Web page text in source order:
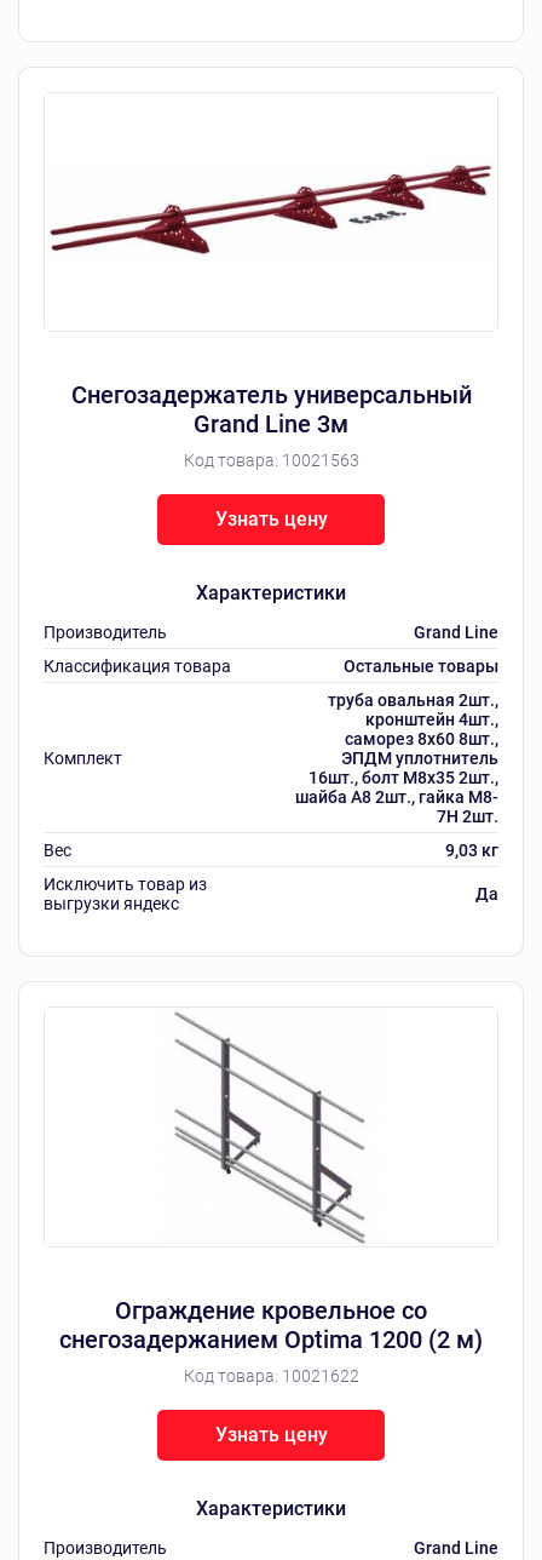
Снегозадержатель универсальный
Grand Line 3м
Код товара: 10021563
Характеристики
Производитель
Grand Line
Классификация товара
Остальные товары
Комплект
труба овальная 2шт.,
кронштейн 4шт.,
саморез 8х60 8шт.,
ЭПДМ уплотнитель
16шт., болт М8х35 2шт.,
шайба А8 2шт., гайка М8-
7Н 2шт.
Вес
9,03 кг
Исключить товар из
выгрузки яндекс
Да
Узнать цену
Ограждение кровельное со
снегозадержанием Optima 1200 (2 м)
Код товара: 10021622
Характеристики
Производитель
Grand Line
Узнать цену